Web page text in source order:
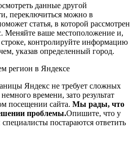
данные другой
переключиться можно в
статья, в которой рассмотрен
Меняйте ваше местоположение и,
контролируйте информацию
указав определенный город.
регион в Яндексе
Яндекс не требует сложных
времени, зато результат
посещении сайта. Мы рады, что
проблемы.Опишите, что у
постараются ответить